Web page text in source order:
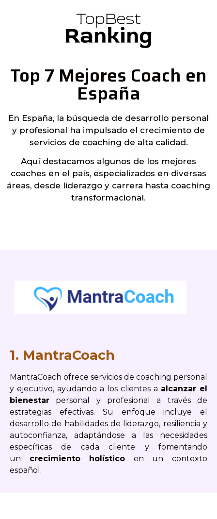
Top 7 Mejores Coach en
España
En España, la búsqueda de desarrollo personal
y profesional ha impulsado el crecimiento de
servicios de coaching de alta calidad.
Aquí destacamos algunos de los mejores
coaches en el país, especializados en diversas
áreas, desde liderazgo y carrera hasta coaching
transformacional.
1. MantraCoach
MantraCoach ofrece servicios de coaching personal
y ejecutivo, ayudando a los clientes a alcanzar el
bienestar personal y profesional a través de
estrategias efectivas. Su enfoque incluye el
desarrollo de habilidades de liderazgo, resiliencia y
autoconfianza, adaptándose a las necesidades
específicas de cada cliente y fomentando
un crecimiento holístico en un contexto
español.